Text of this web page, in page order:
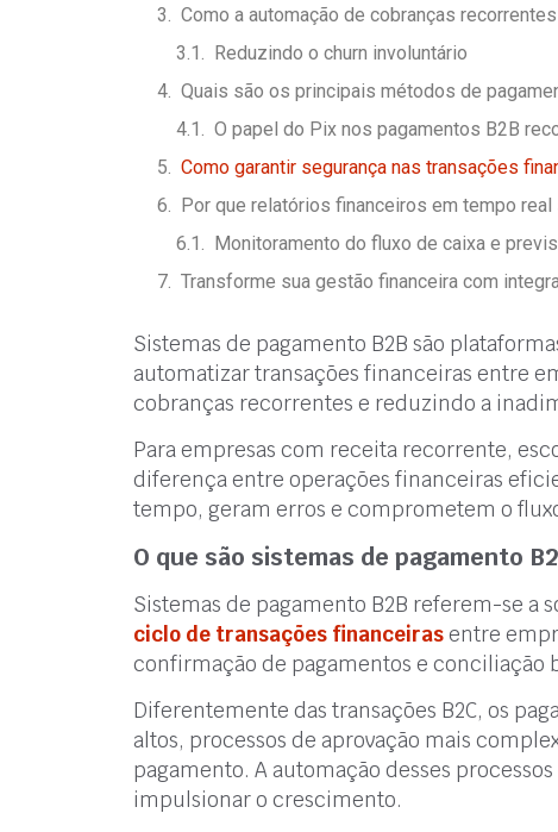
Como a automação de cobranças
Reduzindo o churn involuntário
Quais são os principais métodos de
O papel do Pix nos pagamentos B2B
Como garantir segurança nas transações
Por que relatórios financeiros em tempo
Monitoramento do fluxo de caixa e
Transforme sua gestão financeira com
Sistemas de pagamento B2B são
automatizar transações financeiras entre
cobranças recorrentes e reduzindo a
Para empresas com receita recorrente,
diferença entre operações financeiras
tempo, geram erros e comprometem o
O que são sistemas de pagamento
Sistemas de pagamento B2B referem-se a
ciclo de transações financeirasentre
confirmação de pagamentos e conciliação
Diferentemente das transações B2C, os
altos, processos de aprovação mais
pagamento. A automação desses
impulsionar o crescimento.